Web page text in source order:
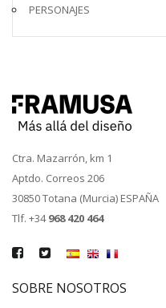
PERSONAJES
Ctra. Mazarrón, km 1
Aptdo. Correos 206
30850 Totana (Murcia) ESPAÑA
Tlf. +34968 420 464
SOBRE NOSOTROS